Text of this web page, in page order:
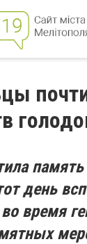
день
время